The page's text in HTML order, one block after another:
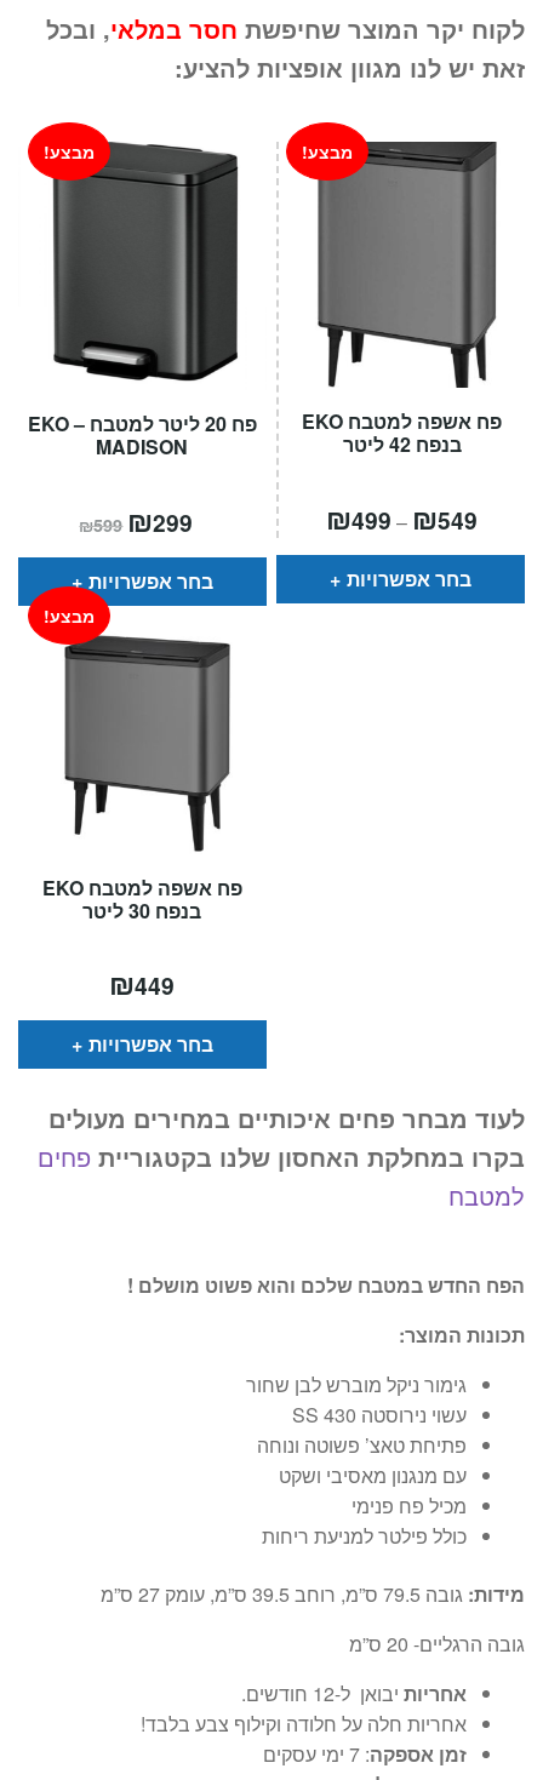
היה:
₪599.
הוא:
₪390.
לקוח יקר המוצר שחיפשת חסר במלאי, ובכל
זאת יש לנו מגוון אופציות להציע:
פח 20 ליטר למטבח – EKO
MADISON
מבצע!
₪599 המחיר
המקורי
היה:
₪599.
₪299
הוא:
בחר אפשרויות
פח אשפה למטבח EKO
בנפח 42 ליטר
מבצע!
₪499 – ₪549
⁦₪499⁩
בחר אפשרויות
פח אשפה למטבח EKO
בנפח 30 ליטר
מבצע!
₪449
בחר אפשרויות
לעוד מבחר פחים איכותיים במחירים מעולים
בקרו במחלקת האחסון שלנו בקטגוריית פחים
למטבח
הפח החדש במטבח שלכם והוא פשוט מושלם !
תכונות המוצר:
גימור ניקל מוברש לבן שחור
עשוי נירוסטה SS 430
פתיחת טאצ’ פשוטה ונוחה
עם מנגנון מאסיבי ושקט
מכיל פח פנימי
כולל פילטר למניעת ריחות
מידות: גובה 79.5 ס”מ, רוחב 39.5 ס”מ, עומק 27 ס”מ
גובה הרגליים- 20 ס”מ
אחריות יבואן ל-12 חודשים.
אחריות חלה על חלודה וקילוף צבע בלבד!
זמן אספקה: 7 ימי עסקים